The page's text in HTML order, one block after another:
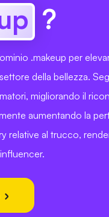
?
.makeup per
della bellezza.
migliorando il
aumentando la
relative al trucco,